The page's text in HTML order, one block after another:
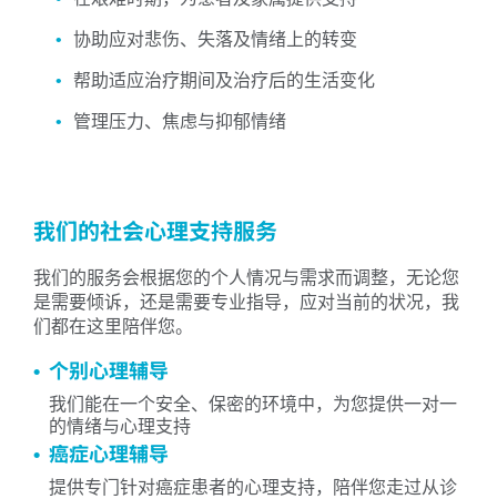
协助应对悲伤、失落及情绪上的转变
帮助适应治疗期间及治疗后的生活变化
管理压力、焦虑与抑郁情绪
我们的社会心理支持服务
我们的服务会根据您的个人情况与需求而调整，无论您
是需要倾诉，还是需要专业指导，应对当前的状况，我
们都在这里陪伴您。
个别心理辅导
我们能在一个安全、保密的环境中，为您提供一对一
的情绪与心理支持
癌症心理辅导
提供专门针对癌症患者的心理支持，陪伴您走过从诊